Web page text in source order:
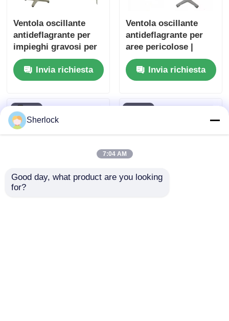
Ventola oscillante
antideflagrante per
impieghi gravosi per
aree industriali
pericoloseInvia richiesta
Ventola oscillante
antideflagrante per
aree pericolose |
Certificato ATEX
Invia richiesta
Sherlock
7:04 AM
Good day, what product are you looking
for?